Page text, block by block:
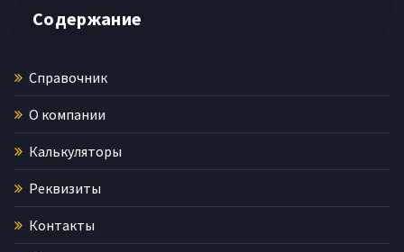
Содержание
Справочник
О компании
Калькуляторы
Реквизиты
Контакты